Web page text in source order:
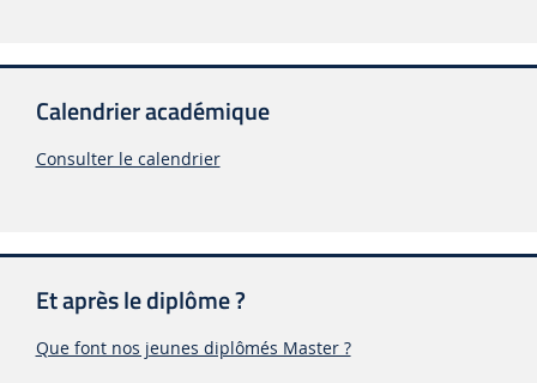
Calendrier académique
Consulter le calendrier
Et après le diplôme ?
Que font nos jeunes diplômés Master ?